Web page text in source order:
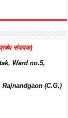
संपादक)
Ward no.5,
(C.G.)